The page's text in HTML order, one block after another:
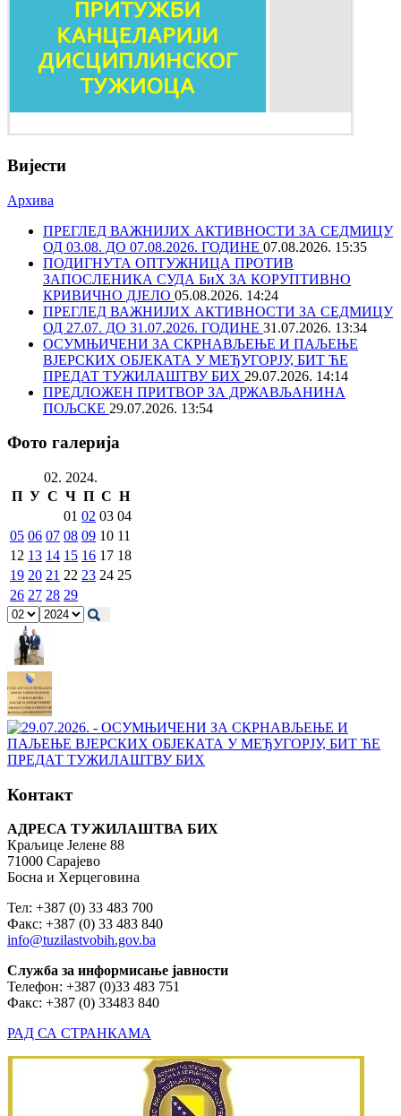
Вијести
Архива
ПРЕГЛЕД ВАЖНИЈИХ АКТИВНОСТИ ЗА СЕДМИЦУ
ОД 03.08. ДО 07.08.2026. ГОДИНЕ 07.08.2026. 15:35
ПОДИГНУТА ОПТУЖНИЦА ПРОТИВ
ЗАПОСЛЕНИКА СУДА БиХ ЗА КОРУПТИВНО
КРИВИЧНО ДЈЕЛО 05.08.2026. 14:24
ПРЕГЛЕД ВАЖНИЈИХ АКТИВНОСТИ ЗА СЕДМИЦУ
ОД 27.07. ДО 31.07.2026. ГОДИНЕ 31.07.2026. 13:34
ОСУМЊИЧЕНИ ЗА СКРНАВЉЕЊЕ И ПАЉЕЊЕ
ВЈЕРСКИХ ОБЈЕКАТА У МЕЂУГОРЈУ, БИТ ЋЕ
ПРЕДАТ ТУЖИЛАШТВУ БИХ 29.07.2026. 14:14
ПРЕДЛОЖЕН ПРИТВОР ЗА ДРЖАВЉАНИНА
ПОЉСКЕ 29.07.2026. 13:54
Фото галерија
02. 2024.
П У С Ч П С Н
01 02 03 04
05 06 07 08 09 10 11
12 13 14 15 16 17 18
19 20 21 22 23 24 25
26 27 28 29
Контакт
АДРЕСА ТУЖИЛАШТВА БИХ
Краљице Јелене 88
71000 Сарајево
Босна и Херцеговина
Тел: +387 (0) 33 483 700
Факс: +387 (0) 33 483 840
info@tuzilastvobih.gov.ba
Служба за информисање јавности
Телефон: +387 (0)33 483 751
Факс: +387 (0) 33483 840
РАД СА СТРАНКАМА